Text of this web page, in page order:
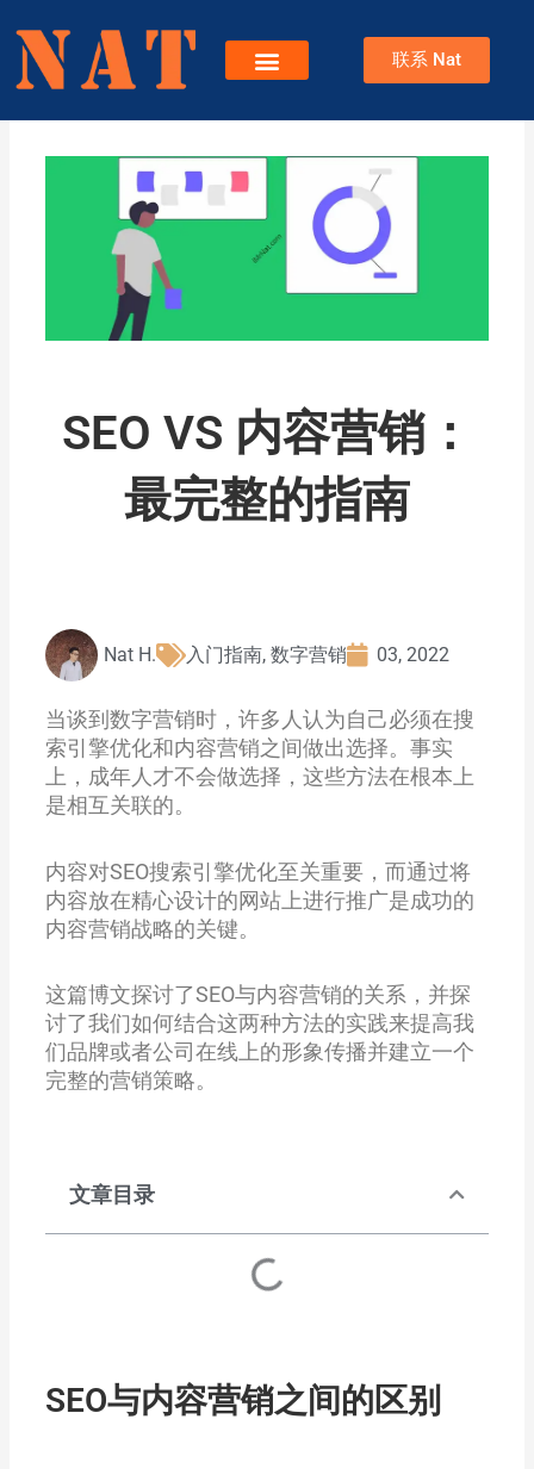
联系 Nat
SEO VS 内容营销：
最完整的指南
Nat H. 入门指南, 数字营销 03, 2022
当谈到数字营销时，许多人认为自己必须在搜
索引擎优化和内容营销之间做出选择。事实
上，成年人才不会做选择，这些方法在根本上
是相互关联的。
内容对SEO搜索引擎优化至关重要，而通过将
内容放在精心设计的网站上进行推广是成功的
内容营销战略的关键。
这篇博文探讨了SEO与内容营销的关系，并探
讨了我们如何结合这两种方法的实践来提高我
们品牌或者公司在线上的形象传播并建立一个
完整的营销策略。
文章目录
SEO与内容营销之间的区别